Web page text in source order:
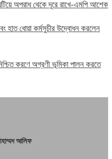
অপরাধ থেকে দূরে রাখে-এমপি আশেক
হাত ধোয়া কর্মসুচীর উদ্বোধন করলেন
করণে অগ্রণী ভূমিকা পালন করতে
আলিফ